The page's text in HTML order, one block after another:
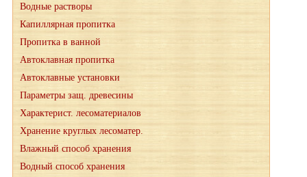
Водные растворы
Капиллярная пропитка
Пропитка в ванной
Автоклавная пропитка
Автоклавные установки
Параметры защ. древесины
Характерист. лесоматериалов
Хранение круглых лесоматер.
Влажный способ хранения
Водный способ хранения